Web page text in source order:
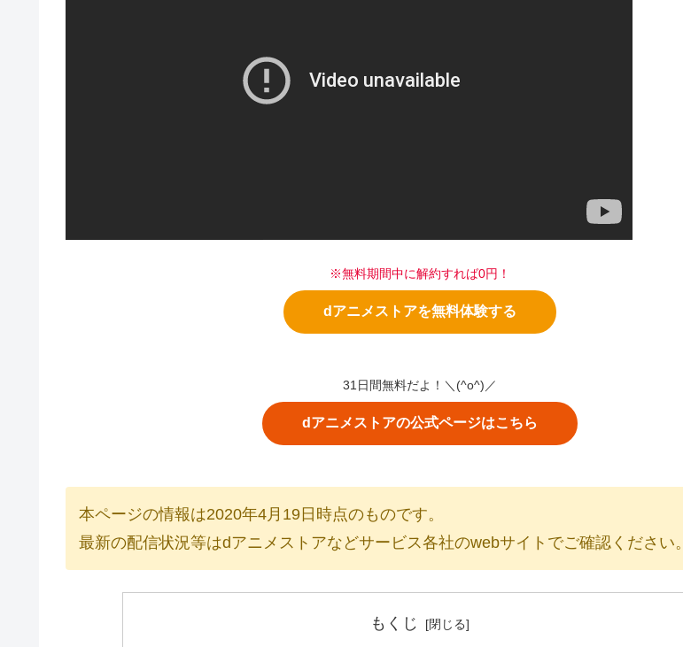
※無料期間中に解約すれば0円！
dアニメストアを無料体験する
31日間無料だよ！＼(^o^)／
dアニメストアの公式ページはこちら
本ページの情報は2020年4月19日時点のものです。
最新の配信状況等はdアニメストアなどサービス各社のwebサイトでご確認ください。
もくじ